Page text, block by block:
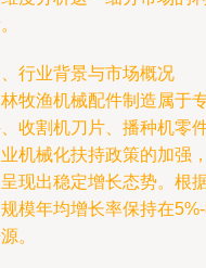
行业背景与市场概况
牧渔机械配件制造属于
收割机刀片、播种机零
机械化扶持政策的加强
现出稳定增长态势。根
模年均增长率保持在
。